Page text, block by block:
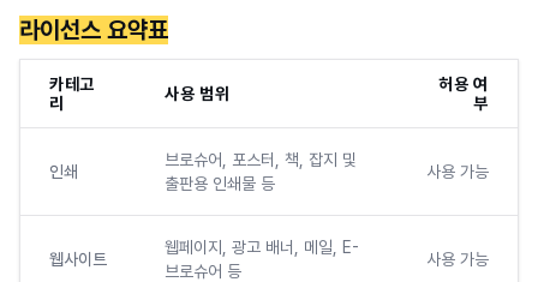
라이선스 요약표
카테고
리
사용 범위
허용 여
부
인쇄
브로슈어, 포스터, 책, 잡지 및
출판용 인쇄물 등
사용 가능
웹사이트
웹페이지, 광고 배너, 메일, E-
브로슈어 등
사용 가능